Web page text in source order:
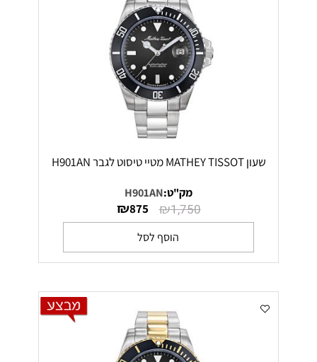
שעון MATHEY TISSOT מטיי טיסוט לגבר H901AN
מק"ט:H901AN
₪1,750
₪875
הוסף לסל